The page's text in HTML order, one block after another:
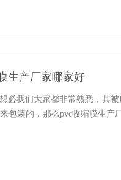
生产厂家哪家好
必我们大家都非常熟悉，其
包装的，那么pvc收缩膜生产